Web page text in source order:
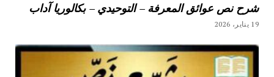
شرح نص عوائق المعرفة – التوحيدي – بكالوريا آداب
19 يناير، 2026